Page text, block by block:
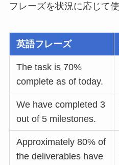
フレーズを状況に応じて
英語フレーズ
The task is 70%
complete as of today.
We have completed 3
out of 5 milestones.
Approximately 80% of
the deliverables have